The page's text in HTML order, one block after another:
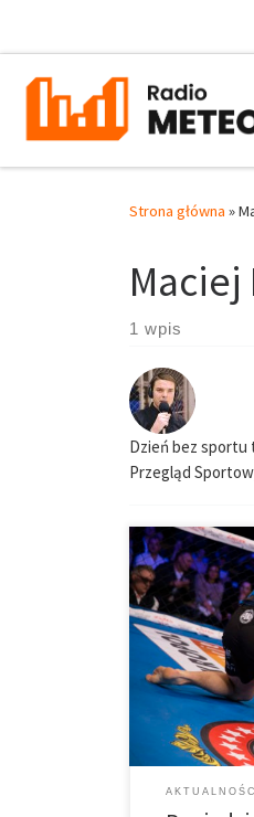
Strona główna »
Maciej
1 wpis
Dzień bez sportu
Przegląd
Planeta Sportu
Brzeziński,
Weydmann W
mieliśmy
PSŻ-u Poznań,
coraz